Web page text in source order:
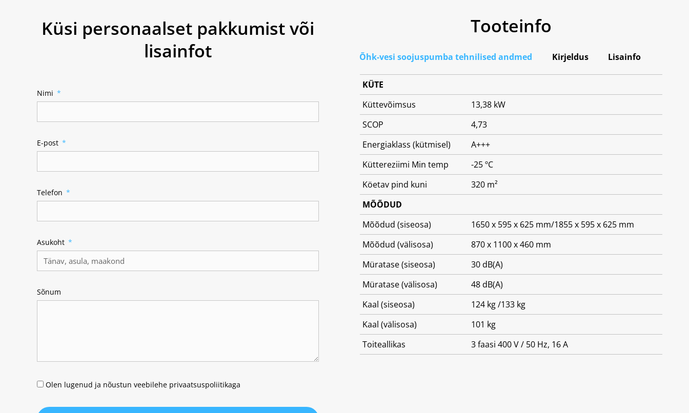
Küsi personaalset pakkumist või
lisainfot
Nimi
E-post
Telefon
Asukoht
Sõnum
Olen lugenud ja nõustun veebilehe privaatsuspoliitikaga
Tooteinfo
Õhk-vesi soojuspumba tehnilised andmed Kirjeldus Lisainfo
KÜTE
Küttevõimsus
13,38 kW
SCOP
4,73
Energiaklass (kütmisel)
A+++
Küttereziimi Min temp
-25 ºC
Köetav pind kuni
320 m²
MÕÕDUD
Mõõdud (siseosa)
1650 x 595 x 625 mm/1855 x 595 x 625 mm
Mõõdud (välisosa)
870 x 1100 x 460 mm
Müratase (siseosa)
30 dB(A)
Müratase (välisosa)
48 dB(A)
Kaal (siseosa)
124 kg /133 kg
Kaal (välisosa)
101 kg
Toiteallikas
3 faasi 400 V / 50 Hz, 16 A